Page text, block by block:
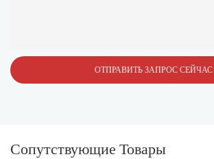
ОТПРАВИТЬ ЗАПРОС СЕЙЧАС
Сопутствующие Товары